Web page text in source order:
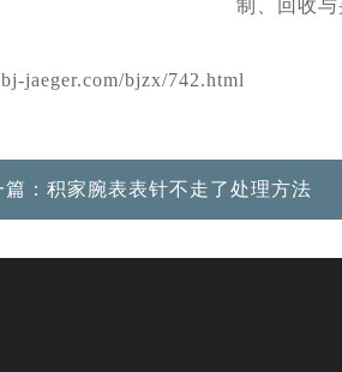
jaeger.com/bjzx/742.html
篇： 积家腕表表针不走了处理方法